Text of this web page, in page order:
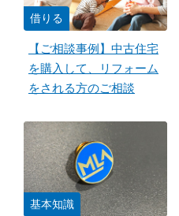
借りる
【ご相談事例】中古住宅
を購入して、リフォーム
をされる方のご相談
基本知識